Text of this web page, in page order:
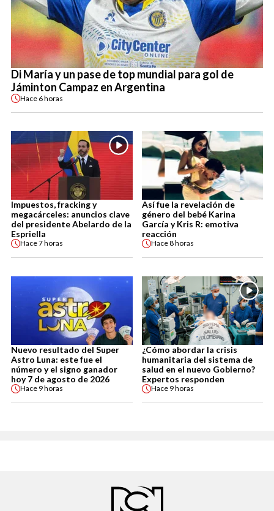
Di María y un pase de top mundial para gol de
Jáminton Campaz en Argentina
Hace 6 horas
Impuestos, fracking y
megacárceles: anuncios clave
del presidente Abelardo de la
Espriella
Hace7 horas
Así fue la revelación de
género del bebé Karina
García y Kris R: emotiva
reacción
Hace8 horas
Nuevo resultado del Super
Astro Luna: este fue el
número y el signo ganador
hoy 7 de agosto de 2026
Hace 9 horas
¿Cómo abordar la crisis
humanitaria del sistema de
salud en el nuevo Gobierno?
Expertos responden
Hace 9 horas